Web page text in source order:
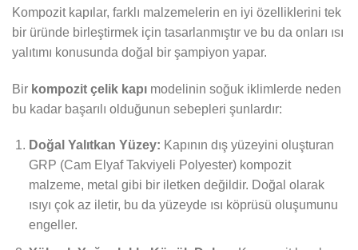
Kompozit kapılar, farklı malzemelerin en iyi özelliklerini tek
bir üründe birleştirmek için tasarlanmıştır ve bu da onları ısı
yalıtımı konusunda doğal bir şampiyon yapar.
Bir kompozit çelik kapı modelinin soğuk iklimlerde neden
bu kadar başarılı olduğunun sebepleri şunlardır:
Doğal Yalıtkan Yüzey: Kapının dış yüzeyini oluşturan
GRP (Cam Elyaf Takviyeli Polyester) kompozit
malzeme, metal gibi bir iletken değildir. Doğal olarak
ısıyı çok az iletir, bu da yüzeyde ısı köprüsü oluşumunu
engeller.